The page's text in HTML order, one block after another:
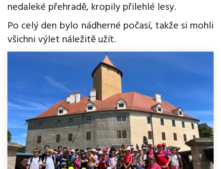
nedaleké přehradě, kropily přilehlé lesy.
Po celý den bylo nádherné počasí, takže si mohli
všichni výlet náležitě užít.